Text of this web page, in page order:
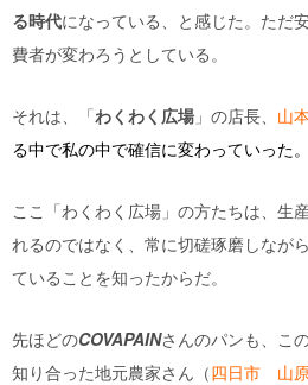
る時代になっている、と感じた。ただ
費者が変わろうとしている。
それは、「わくわく広場 」の店長、 山
る中で私の中で確信に変わっていった。
ここ「わくわく広場」の方たちは、生
れるのではなく、常に切磋琢磨しなが
ていることを知ったからだ。
先ほどのCOVAPAINさんのパンも、こ
知り合った地元農家さん（四日市 山